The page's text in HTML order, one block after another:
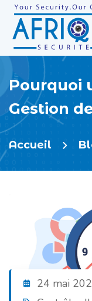
Pourquoi
Gestion
Accueil
24 mai